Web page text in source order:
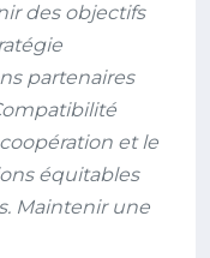
des objectifs
partenaires
et le
équitables
Maintenir une